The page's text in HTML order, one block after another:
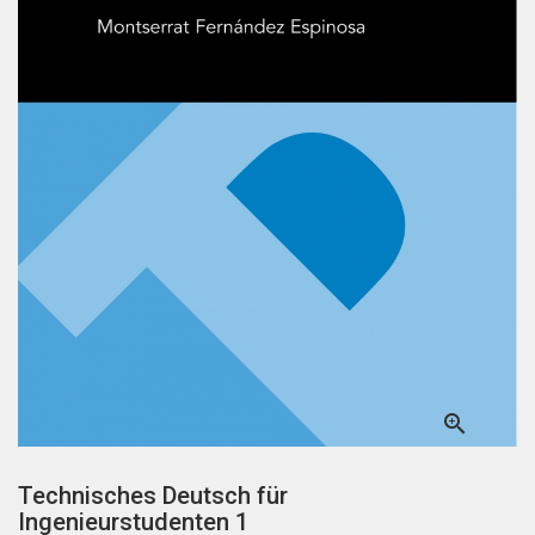

Technisches Deutsch für
Ingenieurstudenten 1